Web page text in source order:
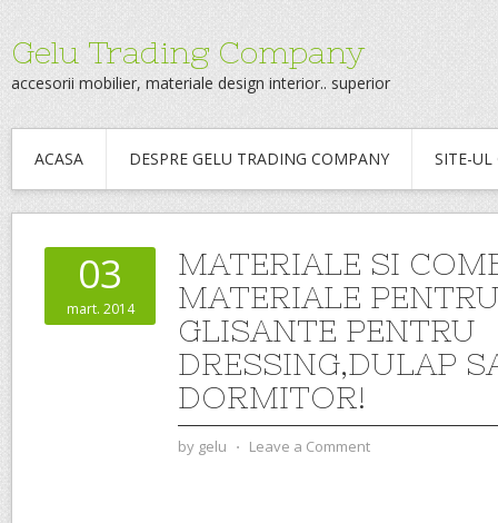
Gelu Trading Company
accesorii mobilier, materiale design interior.. superior
ACASA DESPRE GELU TRADING COMPANY SITE-UL
03
mart. 2014
MATERIALE SI
MATERIALE
GLISANTE PENTRU
DRESSING,DULAP
DORMITOR!
by gelu ⋅ Leave a Comment